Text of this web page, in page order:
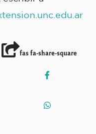
fas fa-share-square